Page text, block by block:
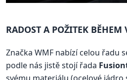
RADOST A POŽITEK BĚHEM
Značka WMF nabízí celou řadu
podle nás jistě stojí řada